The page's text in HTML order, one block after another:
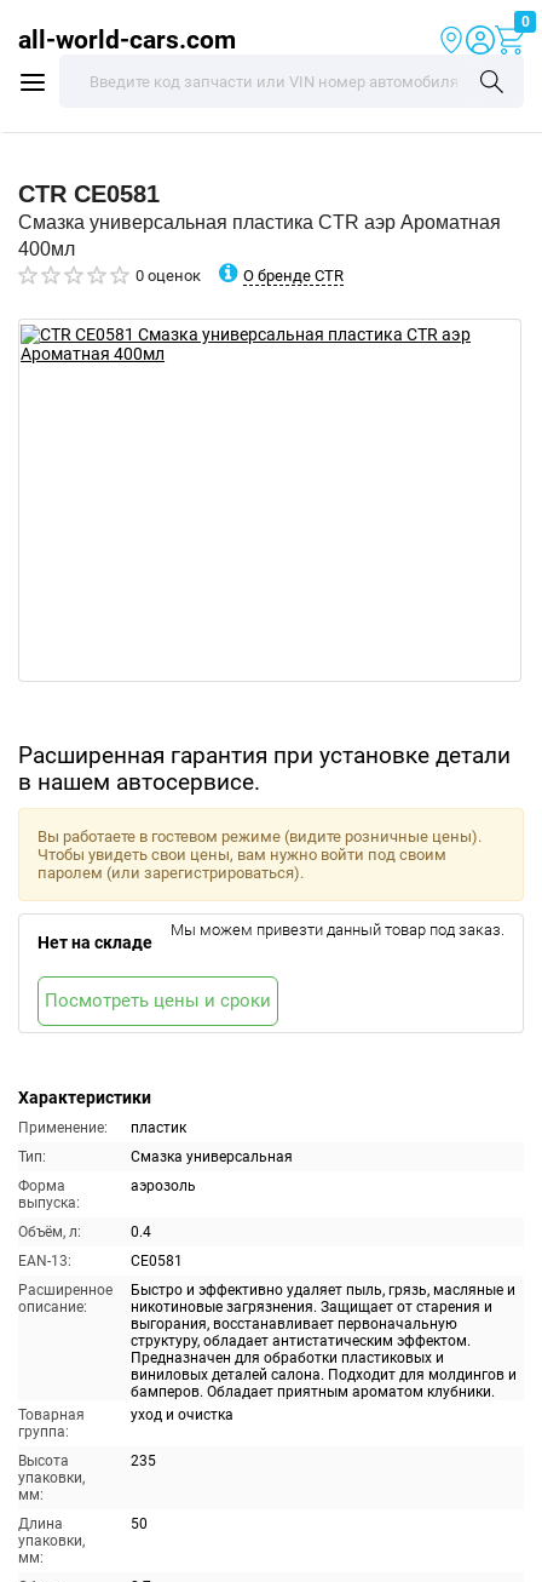
all-world-cars.com
0
CTR CE0581
Смазка универсальная пластика CTR аэр Ароматная
400мл
0 оценок О бренде CTR
Расширенная гарантия при установке детали
в нашем автосервисе.
Характеристики
Применение:
пластик
Тип:
Смазка универсальная
Форма
выпуска:
аэрозоль
Объём, л:
0.4
EAN-13:
CE0581
Расширенное
описание:
Быстро и эффективно удаляет пыль, грязь, масляные и
никотиновые загрязнения. Защищает от старения и
выгорания, восстанавливает первоначальную
структуру, обладает антистатическим эффектом.
Предназначен для обработки пластиковых и
виниловых деталей салона. Подходит для молдингов и
бамперов. Обладает приятным ароматом клубники.
Товарная
группа:
уход и очистка
Высота
упаковки,
мм:
235
Длина
упаковки,
мм:
50
Вы работаете в гостевом режиме (видите розничные цены).
Чтобы увидеть свои цены, вам нужно войти под своим
паролем (или зарегистрироваться).
Нет на складе
Мы можем привезти данный товар под заказ.
Посмотреть цены и сроки